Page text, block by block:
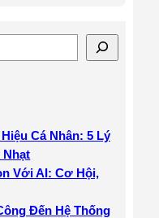
Cá Nhân: 5 Lý
Nhạt
Với AI: Cơ Hội,
Đến Hệ Thống